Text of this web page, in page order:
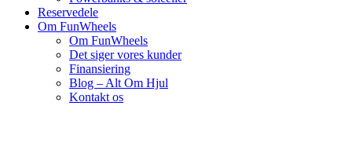
Reservedele
Om FunWheels
Om FunWheels
Det siger vores kunder
Finansiering
Blog – Alt Om Hjul
Kontakt os